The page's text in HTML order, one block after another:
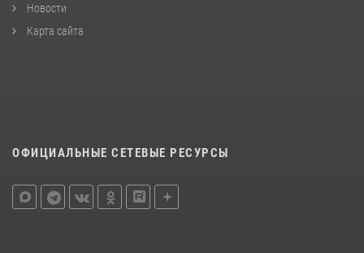
Новости
Карта сайта
ОФИЦИАЛЬНЫЕ СЕТЕВЫЕ РЕСУРСЫ